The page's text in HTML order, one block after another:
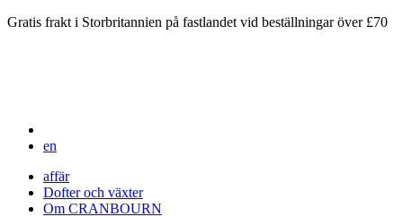
Gratis frakt i Storbritannien på fastlandet vid beställningar över £70
en
affär
Dofter och växter
Om CRANBOURN